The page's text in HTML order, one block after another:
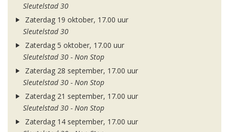
Sleutelstad 30
Zaterdag 19 oktober, 17.00 uur
Sleutelstad 30
Zaterdag 5 oktober, 17.00 uur
Sleutelstad 30 - Non Stop
Zaterdag 28 september, 17.00 uur
Sleutelstad 30 - Non Stop
Zaterdag 21 september, 17.00 uur
Sleutelstad 30 - Non Stop
Zaterdag 14 september, 17.00 uur